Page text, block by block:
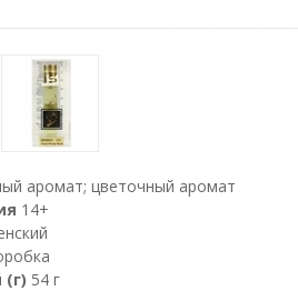
аромат; цветочный аромат
14+
(г) 54 г